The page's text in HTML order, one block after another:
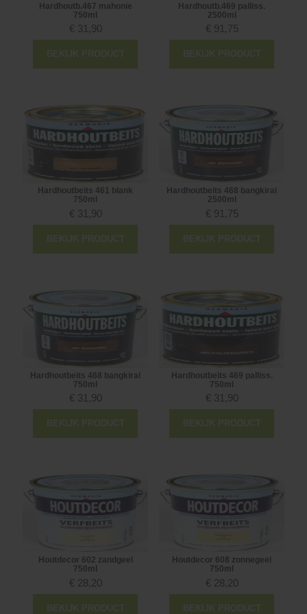
Hardhoutb.467 mahonie
750ml
€ 31,90
BEKIJK PRODUCT
Hardhoutb.469 palliss.
2500ml
€ 91,75
BEKIJK PRODUCT
Hardhoutbeits 461 blank
750ml
€ 31,90
BEKIJK PRODUCT
Hardhoutbeits 468 bangkirai
2500ml
€ 91,75
BEKIJK PRODUCT
Hardhoutbeits 468 bangkirai
750ml
€ 31,90
BEKIJK PRODUCT
Hardhoutbeits 469 palliss.
750ml
€ 31,90
BEKIJK PRODUCT
Houtdecor 602 zandgeel
750ml
€ 28,20
BEKIJK PRODUCT
Houtdecor 608 zonnegeel
750ml
€ 28,20
BEKIJK PRODUCT